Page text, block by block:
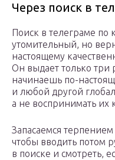
Через поиск в
Поиск в телеграме
утомительный, но
настоящему
Он выдает только три
начинаешь по-
и любой другой
а не воспринимать их
Запасаемся
чтобы вводить потом
в поиске и смотреть,